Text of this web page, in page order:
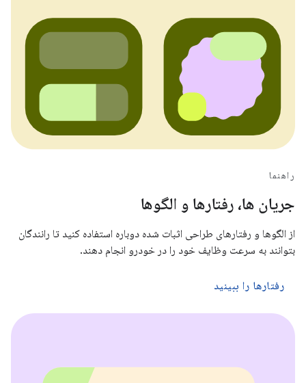
راهنما
جریان ها، رفتارها و الگوها
از الگوها و رفتارهای طراحی اثبات شده دوباره استفاده کنید تا رانندگان
بتوانند به سرعت وظایف خود را در خودرو انجام دهند.
رفتارها را ببینید